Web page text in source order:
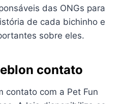
das ONGs para
de cada bichinho e
sobre eles.
contato
contato com a Pet Fun